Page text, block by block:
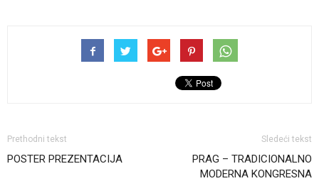
Prethodni tekst
POSTER PREZENTACIJA
Sledeći tekst
PRAG – TRADICIONALNO
MODERNA KONGRESNA